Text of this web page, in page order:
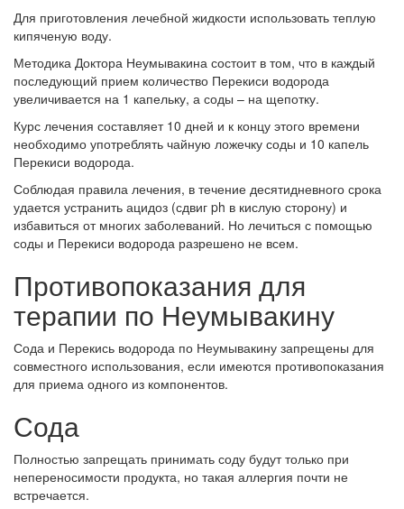
Для приготовления лечебной жидкости использовать теплую
кипяченую воду.
Методика Доктора Неумывакина состоит в том, что в каждый
последующий прием количество Перекиси водорода
увеличивается на 1 капельку, а соды – на щепотку.
Курс лечения составляет 10 дней и к концу этого времени
необходимо употреблять чайную ложечку соды и 10 капель
Перекиси водорода.
Соблюдая правила лечения, в течение десятидневного срока
удается устранить ацидоз (сдвиг ph в кислую сторону) и
избавиться от многих заболеваний. Но лечиться с помощью
соды и Перекиси водорода разрешено не всем.
Противопоказания для
терапии по Неумывакину
Сода и Перекись водорода по Неумывакину запрещены для
совместного использования, если имеются противопоказания
для приема одного из компонентов.
Сода
Полностью запрещать принимать соду будут только при
непереносимости продукта, но такая аллергия почти не
встречается.